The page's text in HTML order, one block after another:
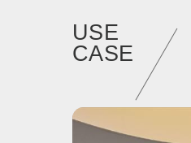
USE
CASE